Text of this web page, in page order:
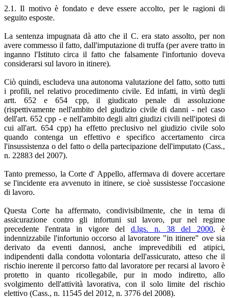
2.1. Il motivo è fondato e deve essere accolto, per le ragioni di
seguito esposte.
La sentenza impugnata dà atto che il C. era stato assolto, per non
avere commesso il fatto, dall'imputazione di truffa (per avere tratto in
inganno l'Istituto circa il fatto che falsamente l'infortunio doveva
considerarsi sul lavoro in itinere).
Ciò quindi, escludeva una autonoma valutazione del fatto, sotto tutti
i profili, nel relativo procedimento civile. Ed infatti, in virtù degli
artt. 652 e 654 cpp, il giudicato penale di assoluzione
(rispettivamente nell'ambito del giudizio civile di danni - nel caso
dell'art. 652 cpp - e nell'ambito degli altri giudizi civili nell'ipotesi di
cui all'art. 654 cpp) ha effetto preclusivo nel giudizio civile solo
quando contenga un effettivo e specifico accertamento circa
l'insussistenza o del fatto o della partecipazione dell'imputato (Cass.,
n. 22883 del 2007).
Tanto premesso, la Corte d' Appello, affermava di dovere accertare
se l'incidente era avvenuto in itinere, se cioè sussistesse l'occasione
di lavoro.
Questa Corte ha affermato, condivisibilmente, che in tema di
assicurazione contro gli infortuni sul lavoro, pur nel regime
precedente l'entrata in vigore del d.lgs. n. 38 del 2000, è
indennizzabile l'infortunio occorso al lavoratore "in itinere" ove sia
derivato da eventi dannosi, anche imprevedibili ed atipici,
indipendenti dalla condotta volontaria dell'assicurato, atteso che il
rischio inerente il percorso fatto dal lavoratore per recarsi al lavoro è
protetto in quanto ricollegabile, pur in modo indiretto, allo
svolgimento dell'attività lavorativa, con il solo limite del rischio
elettivo (Cass., n. 11545 del 2012, n. 3776 del 2008).